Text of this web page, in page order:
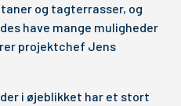
og tagterrasser, og
have mange muligheder
projektchef Jens
i øjeblikket har et stort